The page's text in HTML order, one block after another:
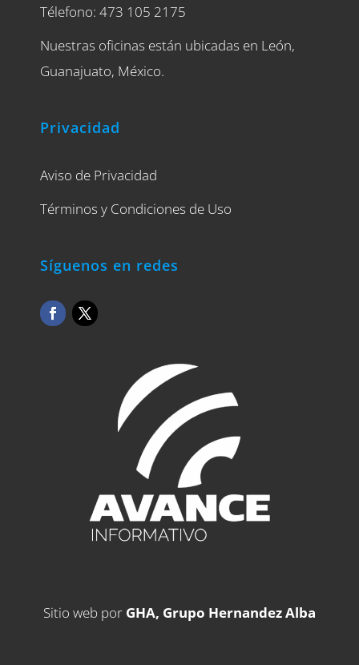
Télefono: 473 105 2175
Nuestras oficinas están ubicadas en León,
Guanajuato, México.
Privacidad
Aviso de Privacidad
Términos y Condiciones de Uso
Síguenos en redes
Sitio web por GHA, Grupo Hernandez Alba